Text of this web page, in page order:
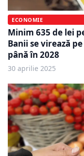
ECONOMIE
Minim 635 de lei
Banii se virează
până în 2028
30 aprilie 2025